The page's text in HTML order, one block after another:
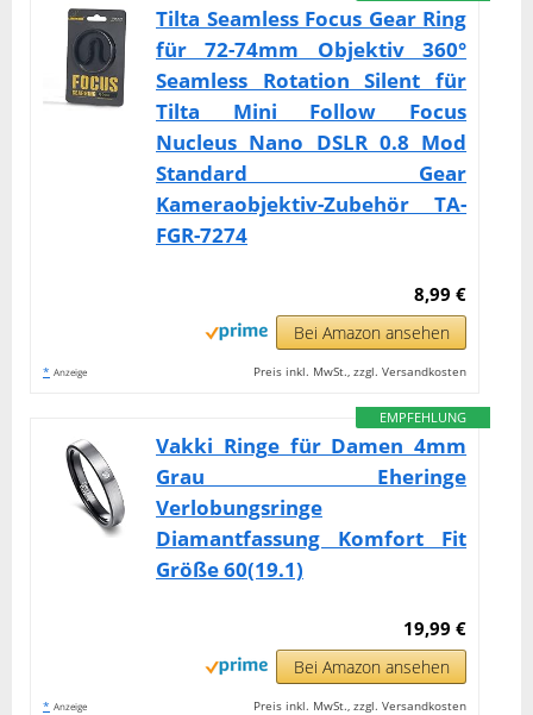
Tilta Seamless Focus Gear Ring
für 72-74mm Objektiv 360°
Seamless Rotation Silent für
Tilta Mini Follow Focus
Nucleus Nano DSLR 0.8 Mod
Standard Gear
Kameraobjektiv-Zubehör TA-
FGR-7274
8,99 €
Bei Amazon ansehen
* Anzeige Preis inkl. MwSt., zzgl. Versandkosten
EMPFEHLUNG
Vakki Ringe für Damen 4mm
Grau Eheringe
Verlobungsringe
Diamantfassung Komfort Fit
Größe 60(19.1)
19,99 €
Bei Amazon ansehen
* Anzeige Preis inkl. MwSt., zzgl. Versandkosten